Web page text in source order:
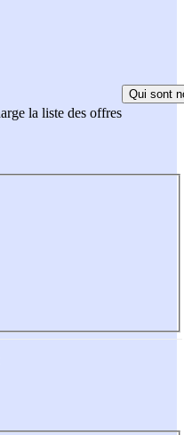
la liste des offres
Qui sont